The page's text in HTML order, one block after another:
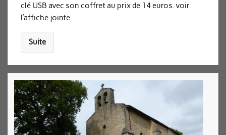
clé USB avec son coffret au prix de 14 euros. voir
l’affiche jointe.
Suite